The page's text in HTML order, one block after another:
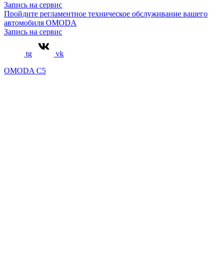
Запись на сервис
Пройдите регламентное техническое обслуживание вашего
автомобиля OMODA
Запись на сервис
tg
vk
OMODA C5